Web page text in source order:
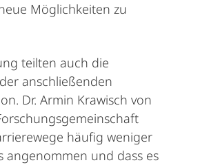
Möglichkeiten zu
teilten auch die
anschließenden
Dr. Armin Krawisch von
häufig weniger
angenommen und dass es